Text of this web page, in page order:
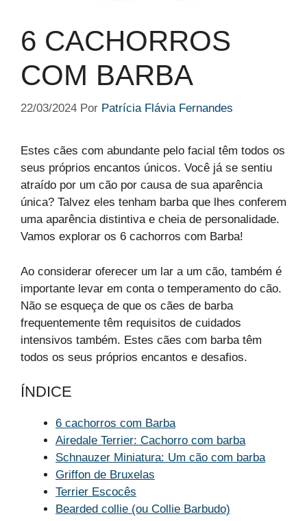
6 CACHORROS
COM BARBA
22/03/2024 Por Patrícia Flávia Fernandes
Estes cães com abundante pelo facial têm todos os
seus próprios encantos únicos. Você já se sentiu
atraído por um cão por causa de sua aparência
única? Talvez eles tenham barba que lhes conferem
uma aparência distintiva e cheia de personalidade.
Vamos explorar os 6 cachorros com Barba!
Ao considerar oferecer um lar a um cão, também é
importante levar em conta o temperamento do cão.
Não se esqueça de que os cães de barba
frequentemente têm requisitos de cuidados
intensivos também. Estes cães com barba têm
todos os seus próprios encantos e desafios.
ÍNDICE
6 cachorros com Barba
Airedale Terrier: Cachorro com barba
Schnauzer Miniatura: Um cão com barba
Griffon de Bruxelas
Terrier Escocês
Bearded collie (ou Collie Barbudo)